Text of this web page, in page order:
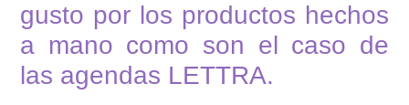
gusto por los productos hechos
a mano como son el caso de
las agendas LETTRA.